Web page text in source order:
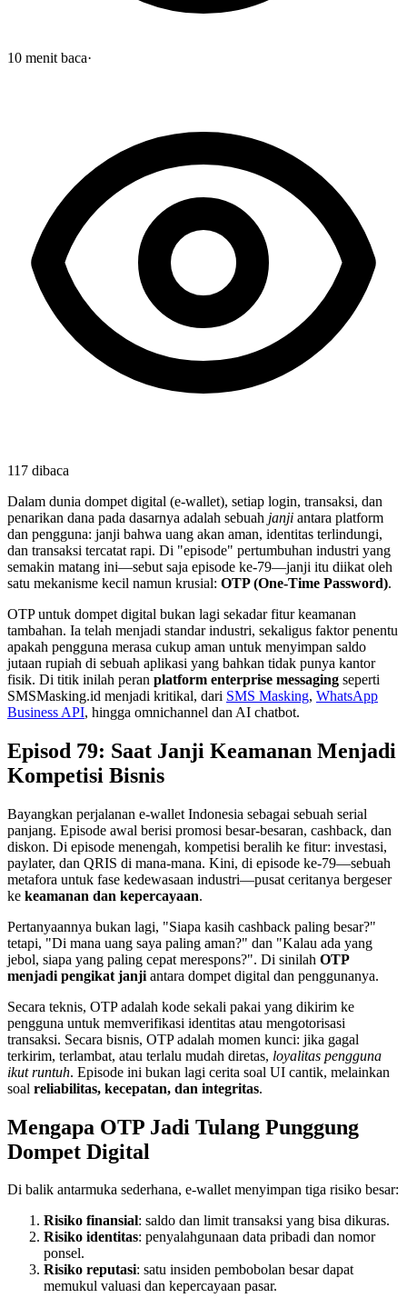
10 menit baca·
117 dibaca
Dalam dunia dompet digital (e-wallet), setiap login, transaksi, dan
penarikan dana pada dasarnya adalah sebuah janji antara platform
dan pengguna: janji bahwa uang akan aman, identitas terlindungi,
dan transaksi tercatat rapi. Di "episode" pertumbuhan industri yang
semakin matang ini—sebut saja episode ke-79—janji itu diikat oleh
satu mekanisme kecil namun krusial: OTP (One-Time Password).
OTP untuk dompet digital bukan lagi sekadar fitur keamanan
tambahan. Ia telah menjadi standar industri, sekaligus faktor penentu
apakah pengguna merasa cukup aman untuk menyimpan saldo
jutaan rupiah di sebuah aplikasi yang bahkan tidak punya kantor
fisik. Di titik inilah peran platform enterprise messaging seperti
SMSMasking.id menjadi kritikal, dari SMS Masking, WhatsApp
Business API, hingga omnichannel dan AI chatbot.
Episod 79: Saat Janji Keamanan Menjadi
Kompetisi Bisnis
Bayangkan perjalanan e-wallet Indonesia sebagai sebuah serial
panjang. Episode awal berisi promosi besar-besaran, cashback, dan
diskon. Di episode menengah, kompetisi beralih ke fitur: investasi,
paylater, dan QRIS di mana-mana. Kini, di episode ke-79—sebuah
metafora untuk fase kedewasaan industri—pusat ceritanya bergeser
ke keamanan dan kepercayaan.
Pertanyaannya bukan lagi, "Siapa kasih cashback paling besar?"
tetapi, "Di mana uang saya paling aman?" dan "Kalau ada yang
jebol, siapa yang paling cepat merespons?". Di sinilah OTP
menjadi pengikat janji antara dompet digital dan penggunanya.
Secara teknis, OTP adalah kode sekali pakai yang dikirim ke
pengguna untuk memverifikasi identitas atau mengotorisasi
transaksi. Secara bisnis, OTP adalah momen kunci: jika gagal
terkirim, terlambat, atau terlalu mudah diretas, loyalitas pengguna
ikut runtuh. Episode ini bukan lagi cerita soal UI cantik, melainkan
soal reliabilitas, kecepatan, dan integritas.
Mengapa OTP Jadi Tulang Punggung
Dompet Digital
Di balik antarmuka sederhana, e-wallet menyimpan tiga risiko besar:
Risiko finansial: saldo dan limit transaksi yang bisa dikuras.
Risiko identitas: penyalahgunaan data pribadi dan nomor
ponsel.
Risiko reputasi: satu insiden pembobolan besar dapat
memukul valuasi dan kepercayaan pasar.